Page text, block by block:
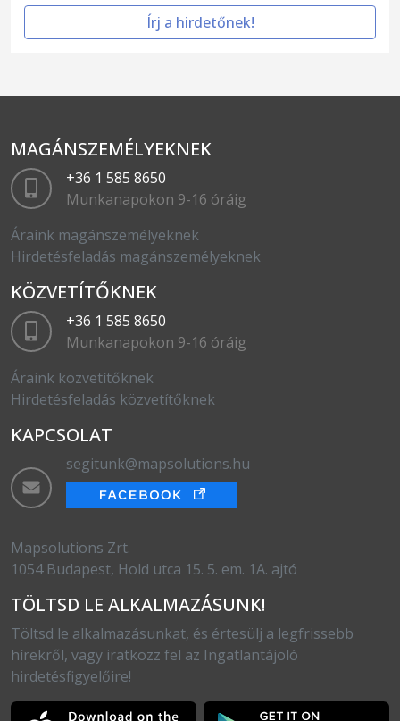
Írj a hirdetőnek!
MAGÁNSZEMÉLYEKNEK
+36 1 585 8650
Munkanapokon 9-16 óráig
Áraink magánszemélyeknek
Hirdetésfeladás magánszemélyeknek
KÖZVETÍTŐKNEK
+36 1 585 8650
Munkanapokon 9-16 óráig
Áraink közvetítőknek
Hirdetésfeladás közvetítőknek
KAPCSOLAT
segitunk@mapsolutions.hu
Mapsolutions Zrt.
1054 Budapest, Hold utca 15. 5. em. 1A. ajtó
TÖLTSD LE ALKALMAZÁSUNK!
Töltsd le alkalmazásunkat, és értesülj a legfrissebb
hírekről, vagy iratkozz fel az Ingatlantájoló
hirdetésfigyelőire!